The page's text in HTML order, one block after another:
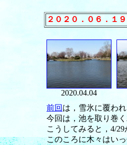
２０２０．０６．１
2020.04.04
前回 は，雪氷に覆わ
今回は，池を取り巻
こうしてみると，4/
このころに木々はい